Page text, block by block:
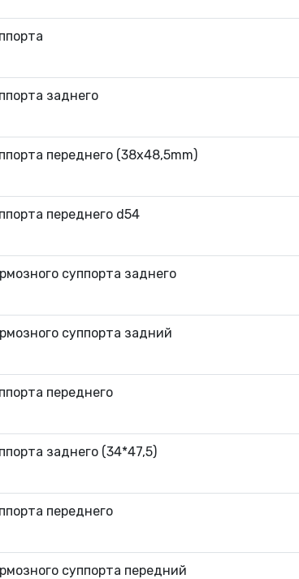
заднего
переднего (38x48,5mm)
переднего d54
суппорта заднего
суппорта задний
переднего
заднего (34*47,5)
переднего
суппорта передний